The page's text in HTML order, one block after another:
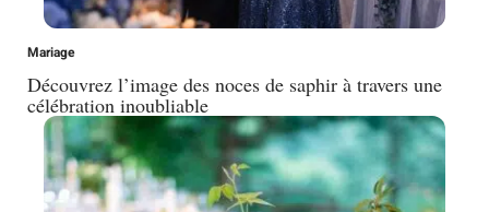
Mariage
Découvrez l’image des noces de saphir à travers une
célébration inoubliable